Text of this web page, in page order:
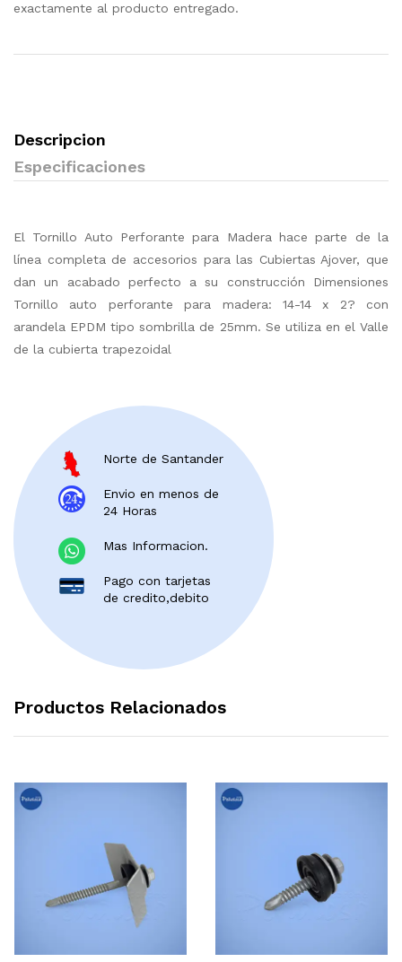
exactamente al producto entregado.
Descripcion
Especificaciones
El Tornillo Auto Perforante para Madera hace parte de la
línea completa de accesorios para las Cubiertas Ajover, que
dan un acabado perfecto a su construcción Dimensiones
Tornillo auto perforante para madera: 14-14 x 2? con
arandela EPDM tipo sombrilla de 25mm. Se utiliza en el Valle
de la cubierta trapezoidal
Norte de Santander
Envio en menos de
24 Horas
Mas Informacion.
Pago con tarjetas
de credito,debito
Productos Relacionados